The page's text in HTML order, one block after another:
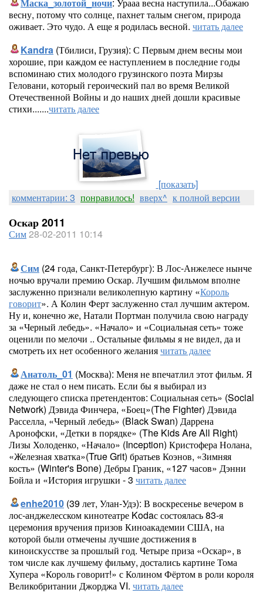
весну, потому что солнце, пахнет талым снегом, природа
оживает. Это чудо. А еще я родилась весной. читать далее
Kandra (Тбилиси, Грузия): С Первым днем весны мои
хорошие, при каждом ее наступлением в последние годы
вспоминаю стих молодого грузинского поэта Мирзы
Геловани, который героический пал во время Великой
Отечественной Войны и до наших дней дошли красивые
стихи.......читать далее
[показать]
комментарии: 3 понравилось! вверх^ к полной версии
Оскар 2011
Сим28-02-2011 10:14
Сим (24 года, Санкт-Петербург): В Лос-Анжелесе нынче
ночью вручали премию Оскар. Лучшим фильмом вполне
заслуженно признали великолепную картину «Король
говорит». А Колин Ферт заслуженно стал лучшим актером.
Ну и, конечно же, Натали Портман получила свою награду
за «Черный лебедь». «Начало» и «Социальная сеть» тоже
оценили по мелочи .. Остальные фильмы я не видел, да и
смотреть их нет особенного желаниячитать далее
Анатоль_01 (Москва): Меня не впечатлил этот фильм. Я
даже не стал о нем писать. Если бы я выбирал из
следующего списка претендентов: Социальная сеть» (Social
Network) Дэвида Финчера, «Боец»(The Fighter) Дэвида
Расселла, «Черный лебедь» (Black Swan) Даррена
Аронофски, «Детки в порядке» (The Kids Are All Right)
Лизы Холоденко, «Начало» (Inception) Кристофера Нолана,
«Железная хватка»(True Grit) братьев Коэнов, «Зимняя
кость» (Winter's Bone) Дебры Граник, «127 часов» Дэнни
Бойла и «История игрушки - 3 читать далее
enhe2010 (39 лет, Улан-Удэ): В воскресенье вечером в
лос-анджелесском кинотеатре Kodaс состоялась 83-я
церемония вручения призов Киноакадемии США, на
которой были отмечены лучшие достижения в
киноискусстве за прошлый год. Четыре приза «Оскар», в
том числе как лучшему фильму, достались картине Тома
Хупера «Король говорит!» с Колином Фёртом в роли короля
Великобритании Джорджа VI. читать далее